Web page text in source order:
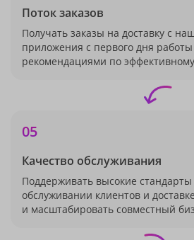
Поток заказов
Получать заказы на доставку с
приложения с первого дня работы
рекомендациями по
05
Качество обслуживания
Поддерживать высокие стандарты
обслуживании клиентов и
и масштабировать совместный